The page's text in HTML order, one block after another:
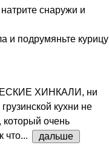
снаружи и
и подрумяньте курицу
ХИНКАЛИ, ни
кухни не
который очень
что...
дальше